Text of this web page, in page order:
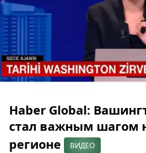
Haber Global:
стал важным шагом
регионе
ВИДЕО